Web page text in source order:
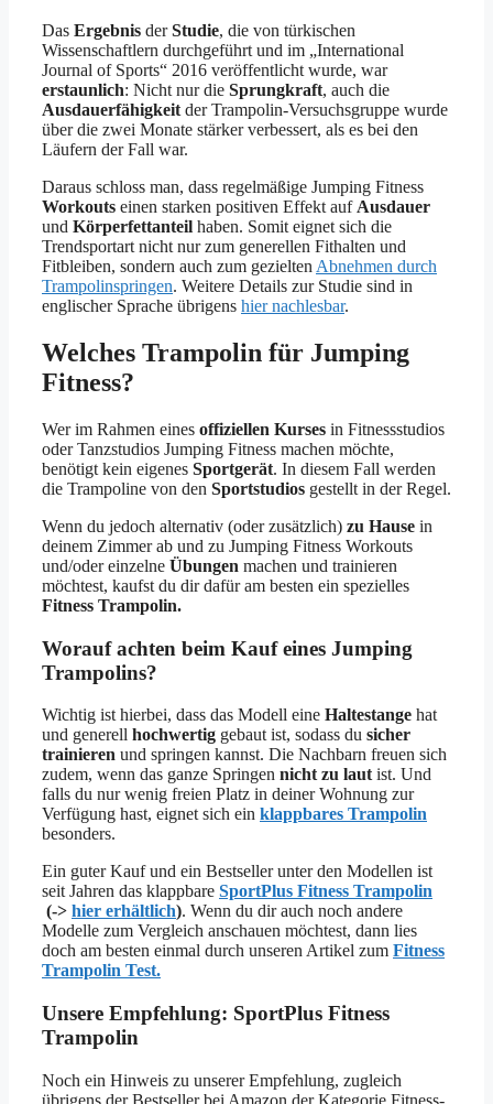
Das Ergebnis derStudie, die von türkischen
Wissenschaftlern durchgeführt und im „International
Journal of Sports“ 2016 veröffentlicht wurde, war
erstaunlich: Nicht nur die Sprungkraft, auch die
Ausdauerfähigkeit der Trampolin-Versuchsgruppe wurde
über die zwei Monate stärker verbessert, als es bei den
Läufern der Fall war.
Daraus schloss man, dass regelmäßige Jumping Fitness
Workouts einen starken positiven Effekt auf Ausdauer
und Körperfettanteil haben. Somit eignet sich die
Trendsportart nicht nur zum generellen Fithalten und
Fitbleiben, sondern auch zum gezielten Abnehmen durch
Trampolinspringen. Weitere Details zur Studie sind in
englischer Sprache übrigens hier nachlesbar.
Welches Trampolin für Jumping
Fitness?
Wer im Rahmen eines offiziellen Kurses in Fitnessstudios
oder Tanzstudios Jumping Fitness machen möchte,
benötigt kein eigenes Sportgerät. In diesem Fall werden
die Trampoline von den Sportstudios gestellt in der Regel.
Wenn du jedoch alternativ (oder zusätzlich) zu Hause in
deinem Zimmer ab und zu Jumping Fitness Workouts
und/oder einzelne Übungen machen und trainieren
möchtest, kaufst du dir dafür am besten ein spezielles
Fitness Trampolin.
Worauf achten beim Kauf eines Jumping
Trampolins?
Wichtig ist hierbei, dass das Modell eine Haltestange hat
und generell hochwertig gebaut ist, sodass du sicher
trainieren und springen kannst. Die Nachbarn freuen sich
zudem, wenn das ganze Springen nicht zu laut ist. Und
falls du nur wenig freien Platz in deiner Wohnung zur
Verfügung hast, eignet sich ein klappbares Trampolin
besonders.
Ein guter Kauf und ein Bestseller unter den Modellen ist
seit Jahren das klappbare SportPlus Fitness Trampolin
(-> hier erhältlich). Wenn du dir auch noch andere
Modelle zum Vergleich anschauen möchtest, dann lies
doch am besten einmal durch unseren Artikel zum Fitness
Trampolin Test.
Unsere Empfehlung: SportPlus Fitness
Trampolin
Noch ein Hinweis zu unserer Empfehlung, zugleich
übrigens der Bestseller bei Amazon der Kategorie Fitness-